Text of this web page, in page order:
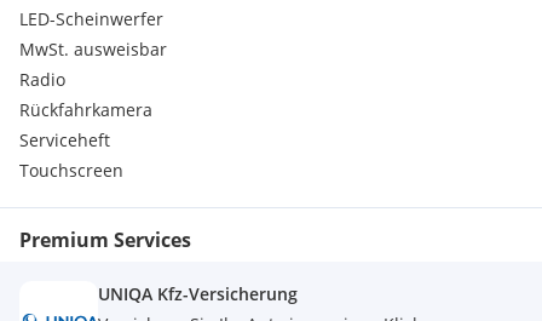
LED-Scheinwerfer
MwSt. ausweisbar
Radio
Rückfahrkamera
Serviceheft
Touchscreen
Premium Services
UNIQA Kfz-Versicherung